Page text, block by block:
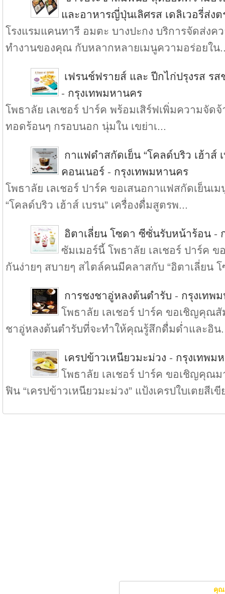
และอาหารญี่ปุ่นเลิศรส เดลิเวอรี่ส่ง
โรงแรมแคนทารี อมตะ บางปะกง บริการจัดส่งค
ทำงานของคุณ กับหลากหลายเมนูความอร่อยใน
เฟรนช์ฟรายส์ และ ปีกไก่ปรุงรส รส
- กรุงเทพมหานคร
โพธาลัย เลเชอร์ ปาร์ค พร้อมเสิร์ฟเพิ่มความจัด
ทอดร้อนๆ กรอบนอก นุ่มใน เขย่าเ...
กาแฟดำสกัดเย็น “โคลด์บริว เฮ้าส์
คอนเนอร์ - กรุงเทพมหานคร
โพธาลัย เลเชอร์ ปาร์ค ขอเสนอกาแฟสกัดเย็นเ
“โคลด์บริว เฮ้าส์ เบรน” เครื่องดื่มสูตรพ...
อิตาเลี่ยน โซดา ซีซั่นรับหน้าร้อน -
ซัมเมอร์นี้ โพธาลัย เลเชอร์ ปาร์ค
กันง่ายๆ สบายๆ สไตล์คนมีคลาสกับ “อิตาเลี่ยน
การชงชาอู่หลงต้นตำรับ - กรุงเทพ
โพธาลัย เลเชอร์ ปาร์ค ขอเชิญคุณ
ชาอู่หลงต้นตำรับที่จะทำให้คุณรู้สึกดื่มด่ำและอิน
เครปข้าวเหนียวมะม่วง - กรุงเทพม
โพธาลัย เลเชอร์ ปาร์ค ขอเชิญคุณ
ฟิน “เครปข้าวเหนียวมะม่วง” แป้งเครปใบเตยสีเขี
คุณ